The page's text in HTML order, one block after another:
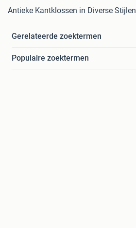
Antieke Kantklossen in Diverse Stijlen
Gerelateerde zoektermen
Populaire zoektermen